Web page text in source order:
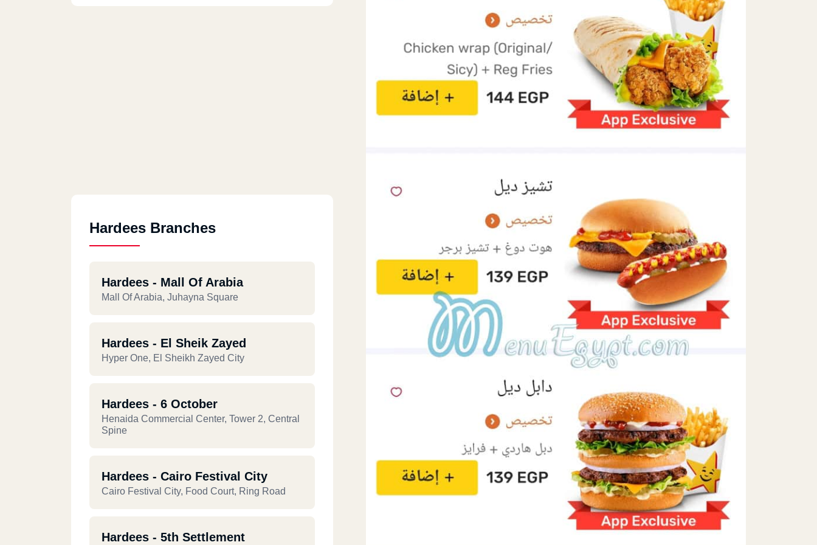
Hardees Branches
Hardees - Mall Of Arabia
Mall Of Arabia, Juhayna Square
Hardees - El Sheik Zayed
Hyper One, El Sheikh Zayed City
Hardees - 6 October
Henaida Commercial Center, Tower 2, Central
Spine
Hardees - Cairo Festival City
Cairo Festival City, Food Court, Ring Road
Hardees - 5th Settlement